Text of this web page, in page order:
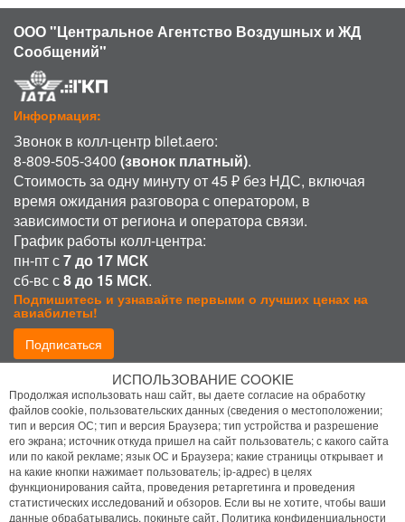
ООО "Центральное Агентство Воздушных и ЖД
Сообщений"
Информация:
Звонок в колл-центр bilet.aero:
8-809-505-3400 (звонок платный).
Стоимость за одну минуту от 45 ₽ без НДС, включая
время ожидания разговора с оператором, в
зависимости от региона и оператора связи.
График работы колл-центра:
пн-пт с7 до 17 МСК
сб-вс с8 до 15 МСК.
Подпишитесь и узнавайте первыми о лучших ценах на
авиабилеты!
Подписаться
Присоединиться:
Политика конфиденциальности
ИСПОЛЬЗОВАНИЕ COOKIE
Продолжая использовать наш сайт, вы даете согласие на обработку
файлов cookie, пользовательских данных (сведения о местоположении;
тип и версия ОС; тип и версия Браузера; тип устройства и разрешение
его экрана; источник откуда пришел на сайт пользователь; с какого сайта
или по какой рекламе; язык ОС и Браузера; какие страницы открывает и
на какие кнопки нажимает пользователь; ip-адрес) в целях
функционирования сайта, проведения ретаргетинга и проведения
статистических исследований и обзоров. Если вы не хотите, чтобы ваши
данные обрабатывались, покиньте сайт. Политика конфиденциальности